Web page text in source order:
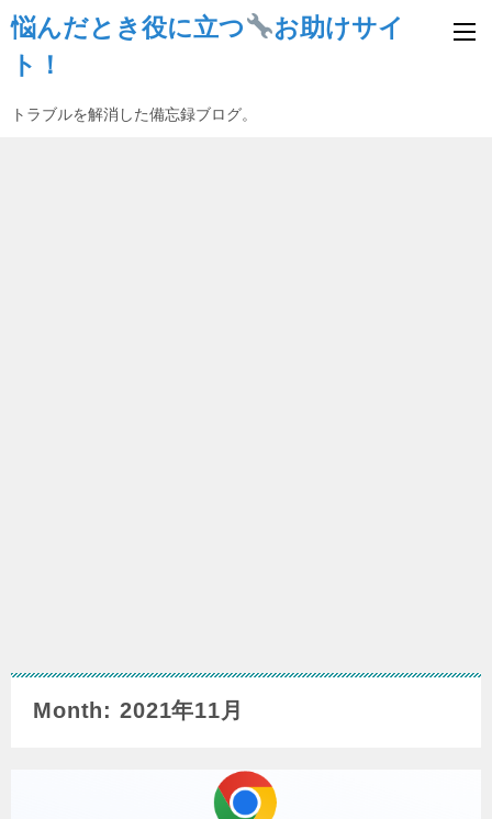
悩んだとき役に立つ
お助けサイ
ト！
トラブルを解消した備忘録ブログ。
Month: 2021年11月